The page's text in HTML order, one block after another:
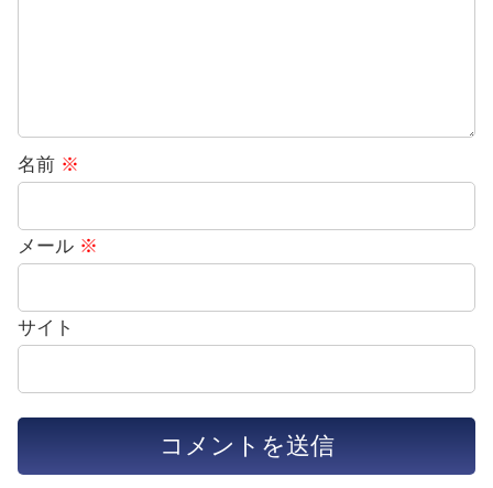
名前 ※
メール ※
サイト